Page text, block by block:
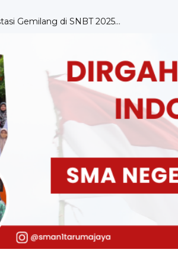
Siswa Baru, Sosialisasi ...
Di SMAN 1 Tarumaja...
1 Tarumajaya ...
PELAJAR" OLEH DUTA HUKUM &...
Pelajaran 2023/2024 SMA ...
Siap berpartisipasi da...
Kurikulum Merdek...
Daerah Kuasai Bah...
Peringati Hari Lingkunga...
Gemilang di SNBT 2025...